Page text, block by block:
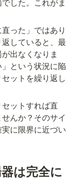
った」ではあり
していると、最
出なくなりま
という状況に陥
ットを繰り返し
ットすれば直
んか？そのサイ
に限界に近づい
は完全に